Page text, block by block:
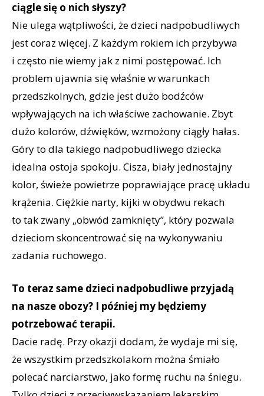
ciągle się o nich słyszy?
Nie ulega wątpliwości, że dzieci nadpobudliwych
jest coraz więcej. Z każdym rokiem ich przybywa
i często nie wiemy jak z nimi postępować. Ich
problem ujawnia się właśnie w warunkach
przedszkolnych, gdzie jest dużo bodźców
wpływających na ich właściwe zachowanie. Zbyt
dużo kolorów, dźwięków, wzmożony ciągły hałas.
Góry to dla takiego nadpobudliwego dziecka
idealna ostoja spokoju. Cisza, biały jednostajny
kolor, świeże powietrze poprawiające pracę układu
krążenia. Ciężkie narty, kijki w obydwu rekach
to tak zwany „obwód zamknięty”, który pozwala
dzieciom skoncentrować się na wykonywaniu
zadania ruchowego.
To teraz same dzieci nadpobudliwe przyjadą
na nasze obozy? I później my będziemy
potrzebować terapii.
Dacie radę. Przy okazji dodam, że wydaje mi się,
że wszystkim przedszkolakom można śmiało
polecać narciarstwo, jako formę ruchu na śniegu.